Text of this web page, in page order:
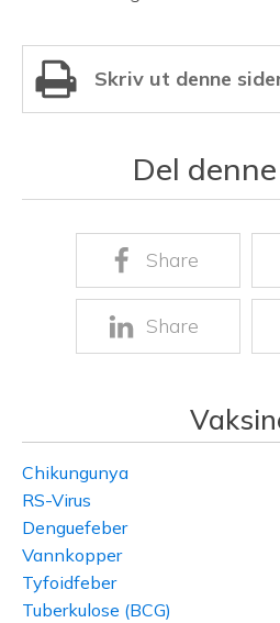
Skriv ut denne
Del
Share
Share
Chikungunya
RS-Virus
Denguefeber
Vannkopper
Tyfoidfeber
Tuberkulose (BCG)